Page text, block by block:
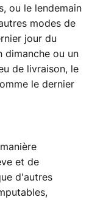
ou le lendemain
modes de
jour du
dimanche ou un
de livraison, le
le dernier
et de
d'autres